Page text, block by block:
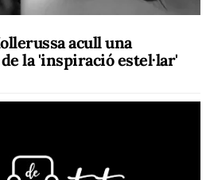
acull una
la 'inspiració estel·lar'